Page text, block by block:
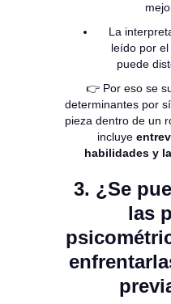
La
leído por el
puede
👉 Por eso se
determinantes por
pieza dentro de un
incluye
habilidades y
3. ¿Se
las